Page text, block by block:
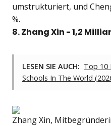
umstrukturiert, und
%.
8.Zhang Xin - 1,2
LESEN SIE AUCH: Top 10
Schools In The World
Zhang Xin,